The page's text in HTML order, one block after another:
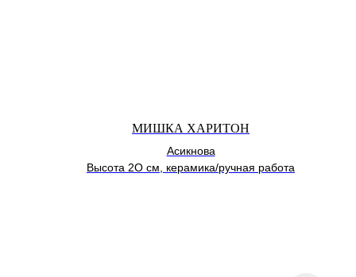
МИШКА ХАРИТОН
Асикнова
Высота 2О см, керамика/ручная работа